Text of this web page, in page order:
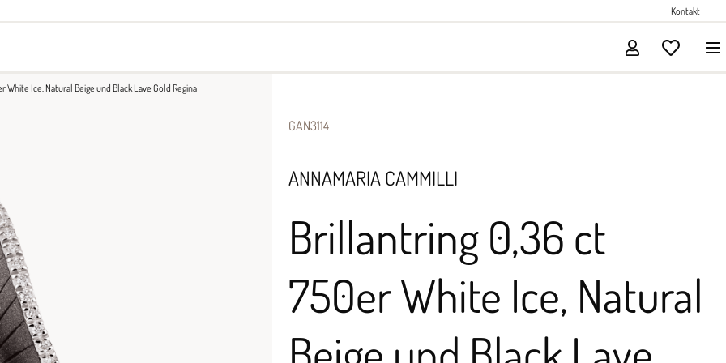
Kontakt
White Ice, Natural Beige und Black Lave Gold Regina
GAN3114
ANNAMARIA CAMMILLI
Brillantring 0,36 ct
750er White Ice, Natural